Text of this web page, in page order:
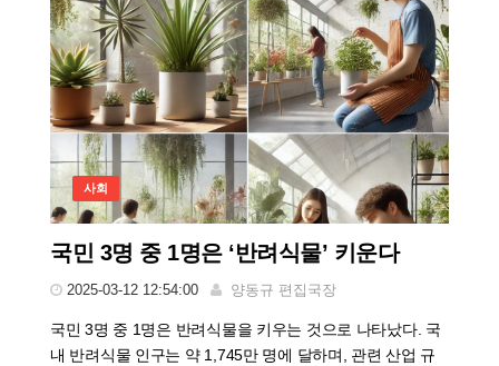
사회
국민 3명 중 1명은 ‘반려식물’ 키운다
2025-03-12 12:54:00 양동규 편집국장
국민 3명 중 1명은 반려식물을 키우는 것으로 나타났다. 국
내 반려식물 인구는 약 1,745만 명에 달하며, 관련 산업 규